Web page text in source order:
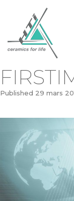
Published 29 mars